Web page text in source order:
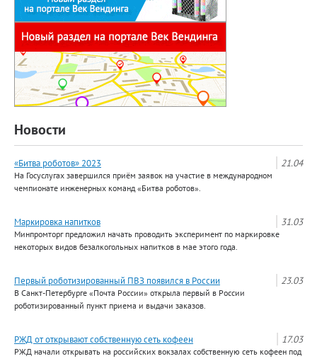
Новости
21.04
«Битва роботов» 2023
На Госуслугах завершился приём заявок на участие в международном
чемпионате инженерных команд «Битва роботов».
31.03
Маркировка напитков
Минпромторг предложил начать проводить эксперимент по маркировке
некоторых видов безалкогольных напитков в мае этого года.
23.03
Первый роботизированный ПВЗ появился в России
В Санкт-Петербурге «Почта России» открыла первый в России
роботизированный пункт приема и выдачи заказов.
17.03
РЖД от открывают собственную сеть кофеен
РЖД начали открывать на российских вокзалах собственную сеть кофеен под